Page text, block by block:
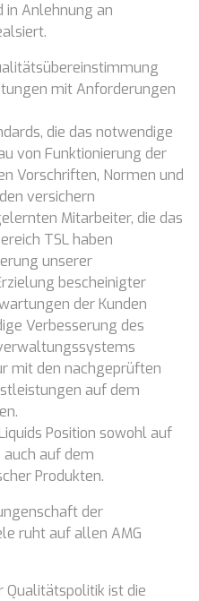
in Anlehnung an
mit Anforderungen
die das notwendige
von Funktionierung der
Vorschriften, Normen und
versichern
Mitarbeiter, die das
TSL haben
unserer
bescheinigter
der Kunden
Verbesserung des
mit den nachgeprüften
auf dem
Position sowohl auf
auf dem
Produkten.
der
ruht auf allen AMG
Qualitätspolitik ist die